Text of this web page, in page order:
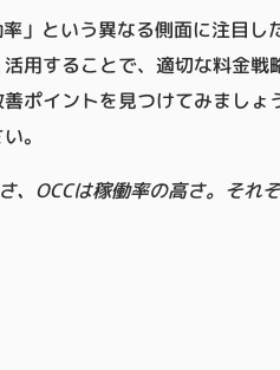
」という異なる側面に注目
用することで、適切な料金
ポイントを見つけてみまし
。
、OCCは稼働率の高さ。そ